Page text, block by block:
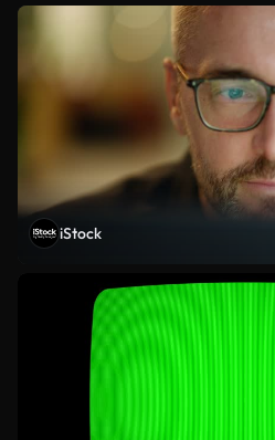
iStock